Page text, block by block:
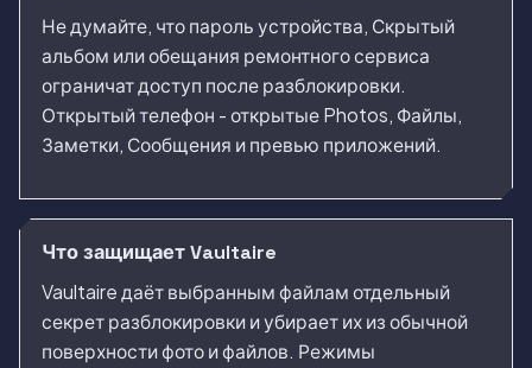
Не думайте, что пароль устройства, Скрытый
альбом или обещания ремонтного сервиса
ограничат доступ после разблокировки.
Открытый телефон - открытые Photos, Файлы,
Заметки, Сообщения и превью приложений.
Что защищает Vaultaire
Vaultaire даёт выбранным файлам отдельный
секрет разблокировки и убирает их из обычной
поверхности фото и файлов. Режимы